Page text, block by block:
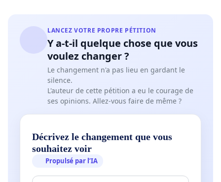
LANCEZ VOTRE PROPRE PÉTITION
Y a-t-il quelque chose que vous
voulez changer ?
Le changement n'a pas lieu en gardant le
silence.
L'auteur de cette pétition a eu le courage de
ses opinions. Allez-vous faire de même ?
Décrivez le changement que vous
souhaitez voir
Propulsé par l’IA